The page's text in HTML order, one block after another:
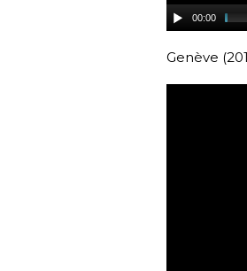
00:00
Genève